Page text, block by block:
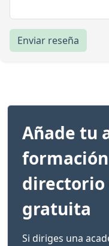
Enviar reseña
Añade tu
directorio
gratuita
Si diriges una